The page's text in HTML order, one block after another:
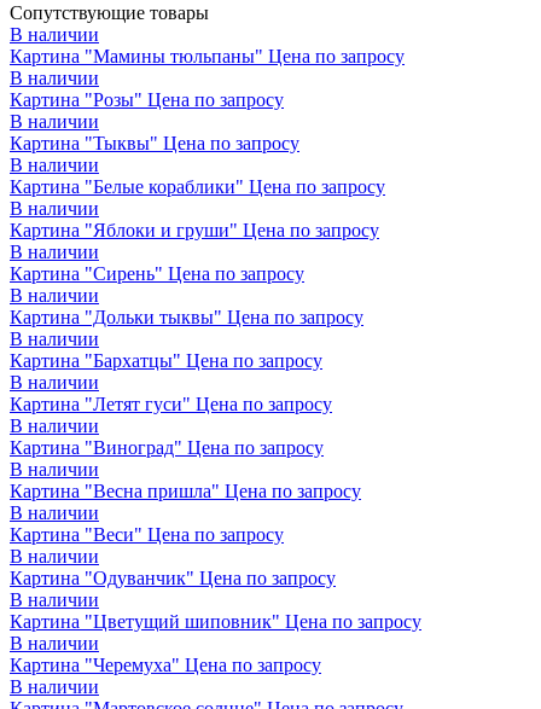
Сопутствующие товары
В наличии
Картина "Мамины тюльпаны" Цена по запросу
В наличии
Картина "Розы" Цена по запросу
В наличии
Картина "Тыквы" Цена по запросу
В наличии
Картина "Белые кораблики" Цена по запросу
В наличии
Картина "Яблоки и груши" Цена по запросу
В наличии
Картина "Сирень" Цена по запросу
В наличии
Картина "Дольки тыквы" Цена по запросу
В наличии
Картина "Бархатцы" Цена по запросу
В наличии
Картина "Летят гуси" Цена по запросу
В наличии
Картина "Виноград" Цена по запросу
В наличии
Картина "Весна пришла" Цена по запросу
В наличии
Картина "Веси" Цена по запросу
В наличии
Картина "Одуванчик" Цена по запросу
В наличии
Картина "Цветущий шиповник" Цена по запросу
В наличии
Картина "Черемуха" Цена по запросу
В наличии